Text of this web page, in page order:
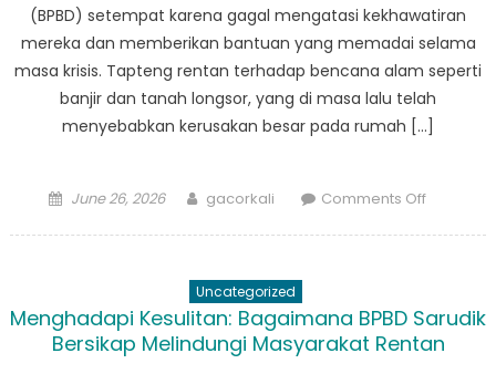
(BPBD) setempat karena gagal mengatasi kekhawatiran
mereka dan memberikan bantuan yang memadai selama
masa krisis. Tapteng rentan terhadap bencana alam seperti
banjir dan tanah longsor, yang di masa lalu telah
menyebabkan kerusakan besar pada rumah […]
Posted
June 26, 2026 Author
gacorkali Comments Offon
yang
Gagal
Uncategorized
Menghadapi Kesulitan: Bagaimana BPBD Sarudik
Bersikap Melindungi Masyarakat Rentan